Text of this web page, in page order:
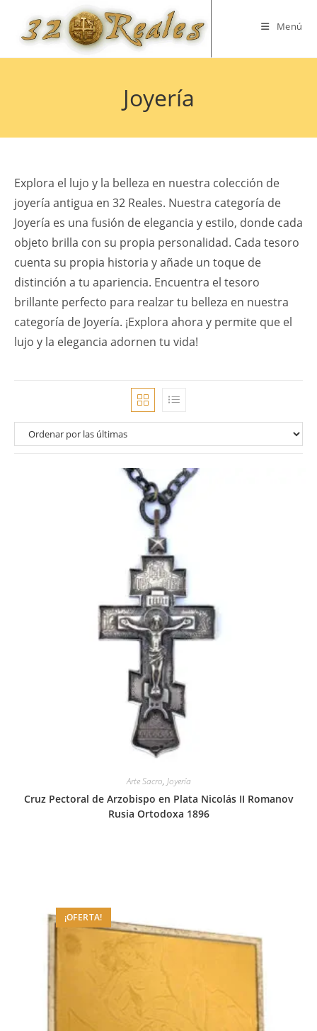
contenido
Menú
Joyería
Explora el lujo y la belleza en nuestra colección de
joyería antigua en 32 Reales. Nuestra categoría de
Joyería es una fusión de elegancia y estilo, donde cada
objeto brilla con su propia personalidad. Cada tesoro
cuenta su propia historia y añade un toque de
distinción a tu apariencia. Encuentra el tesoro
brillante perfecto para realzar tu belleza en nuestra
categoría de Joyería. ¡Explora ahora y permite que el
lujo y la elegancia adornen tu vida!
Arte Sacro, Joyería
Cruz Pectoral de Arzobispo en Plata Nicolás II Romanov
Rusia Ortodoxa 1896
¡OFERTA!